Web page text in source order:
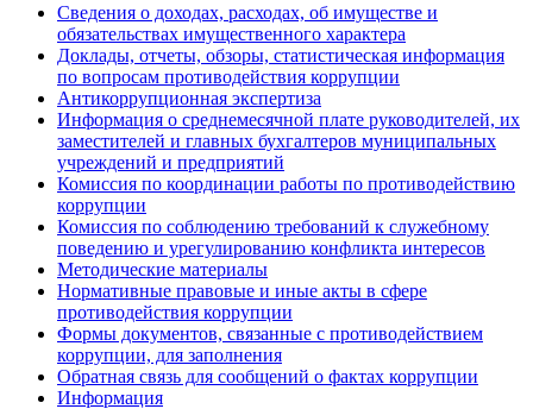
Сведения о доходах, расходах, об имуществе и
обязательствах имущественного характера
Доклады, отчеты, обзоры, статистическая информация
по вопросам противодействия коррупции
Антикоррупционная экспертиза
Информация о среднемесячной плате руководителей, их
заместителей и главных бухгалтеров муниципальных
учреждений и предприятий
Комиссия по координации работы по противодействию
коррупции
Комиссия по соблюдению требований к служебному
поведению и урегулированию конфликта интересов
Методические материалы
Нормативные правовые и иные акты в сфере
противодействия коррупции
Формы документов, связанные с противодействием
коррупции, для заполнения
Обратная связь для сообщений о фактах коррупции
Информация